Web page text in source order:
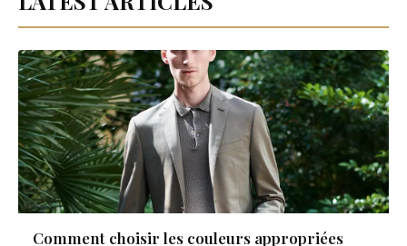
Comment choisir les couleurs appropriées